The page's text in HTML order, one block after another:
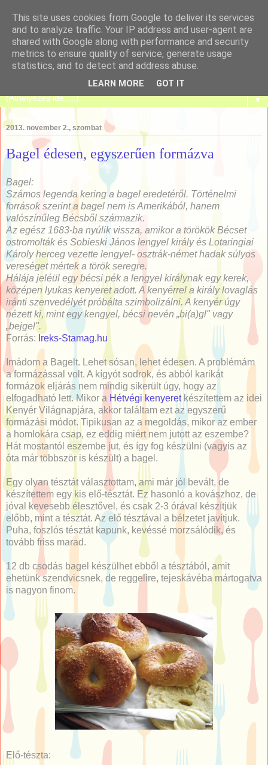
Tanulj meg sütni!
▼
2013. november 2., szombat
Bagel édesen, egyszerűen formázva
Bagel:
Számos legenda kering a bagel eredetéről. Történelmi
források szerint a bagel nem is Amerikából, hanem
valószínűleg Bécsből származik.
Az egész 1683-ba nyúlik vissza, amikor a törökök Bécset
ostromolták és Sobieski János lengyel király és Lotaringiai
Károly herceg vezette lengyel- osztrák-német hadak súlyos
vereséget mértek a török seregre.
Hálája jeléül egy bécsi pék a lengyel királynak egy kerek,
középen lyukas kenyeret adott. A kenyérrel a király lovaglás
iránti szenvedélyét próbálta szimbolizálni. A kenyér úgy
nézett ki, mint egy kengyel, bécsi nevén „bi(a)gl" vagy
„bejgel".
Forrás: Ireks-Stamag.hu
Imádom a Bagelt. Lehet sósan, lehet édesen. A problémám
a formázással volt. A kígyót sodrok, és abból karikát
formázok eljárás nem mindig sikerült úgy, hogy az
elfogadható lett. Mikor a Hétvégi kenyeretkészítettem az idei
Kenyér Világnapjára, akkor találtam ezt az egyszerű
formázási módot. Tipikusan az a megoldás, mikor az ember
a homlokára csap, ez eddig miért nem jutott az eszembe?
Hát mostantól eszembe jut, és így fog készülni (vagyis az
óta már többször is készült) a bagel.
Egy olyan tésztát választottam, ami már jól bevált, de
készítettem egy kis elő-tésztát. Ez hasonló a kovászhoz, de
jóval kevesebb élesztővel, és csak 2-3 órával készítjük
előbb, mint a tésztát. Az elő tésztával a bélzetet javítjuk.
Puha, foszlós tésztát kapunk, kevéssé morzsálódik, és
tovább friss marad.
12 db csodás bagel készülhet ebből a tésztából, amit
ehetünk szendvicsnek, de reggelire, tejeskávéba mártogatva
is nagyon finom.
Elő-tészta:
This site uses cookies from Google to deliver its services
and to analyze traffic. Your IP address and user-agent are
shared with Google along with performance and security
metrics to ensure quality of service, generate usage
statistics, and to detect and address abuse.
LEARN MORE GOT IT